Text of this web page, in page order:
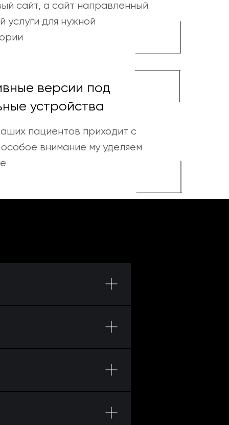
сайт, а сайт направленный
услуги для нужной
версии под
устройства
пациентов приходит с
внимание му уделяем